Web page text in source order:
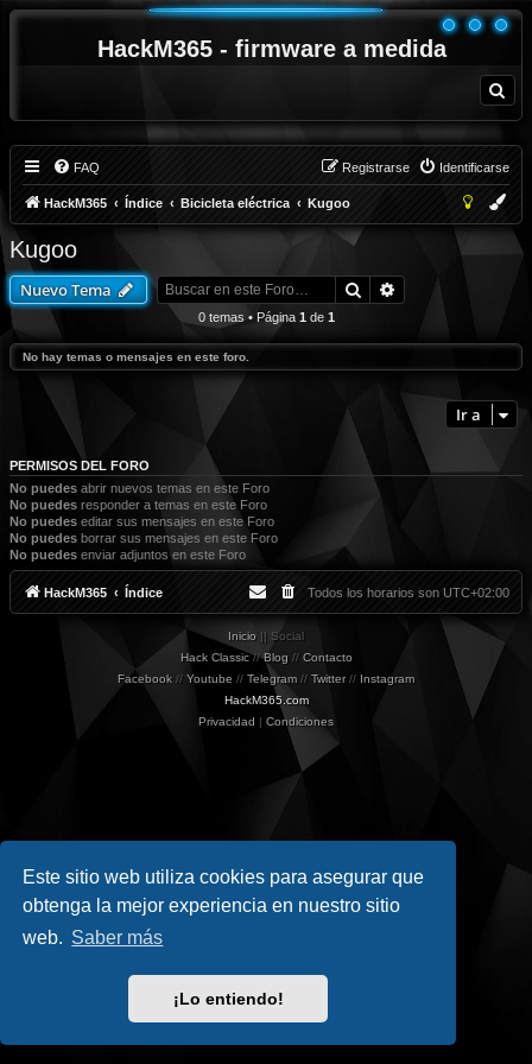
Este sitio web utiliza cookies para asegurar que
obtenga la mejor experiencia en nuestro sitio
web. Saber más
¡Lo entiendo!
HackM365 - firmware a medida
u
FAQ Identificarse
Registrarse
HackM365 Índice Bicicleta eléctrica Kugoo
Kugoo
Nuevo Tema Buscar
0 temas • Página 1 de 1
No hay temas o mensajes en este foro.
Ir a
PERMISOS DEL FORO
No puedes abrir nuevos temas en este Foro
No puedes responder a temas en este Foro
No puedes editar sus mensajes en este Foro
No puedes borrar sus mensajes en este Foro
No puedes enviar adjuntos en este Foro
HackM365 Índice Todos los horarios son UTC+02:00
Inicio || Social
Hack Classic//Blog // Contacto
Facebook // Youtube // Telegram // Twitter// Instagram
HackM365.com
Privacidad | Condiciones